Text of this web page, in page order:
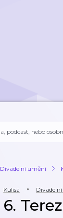
Divadelní umění
Kulisa
6.